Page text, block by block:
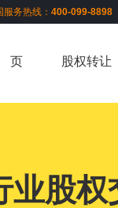
务热线： 400-099-
页 股权转让
业股权